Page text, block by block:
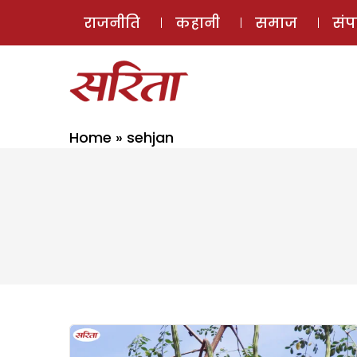
राजनीति कहानी समाज
Home » sehjan